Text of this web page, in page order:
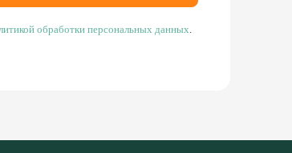
обработки персональных данных